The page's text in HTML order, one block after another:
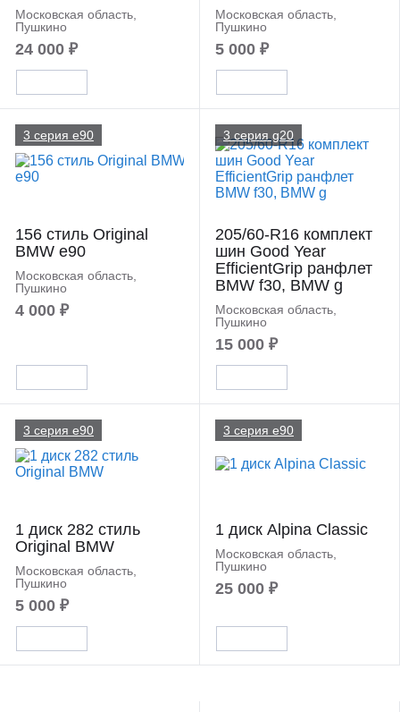
Московская область,
Пушкино
24 000 ₽
Московская область,
Пушкино
5 000 ₽
3 серия e90
156 стиль Original
BMW e90
Московская область,
Пушкино
4 000 ₽
3 серия g20
205/60-R16 комплект
шин Good Year
EfficientGrip ранфлет
BMW f30, BMW g
Московская область,
Пушкино
15 000 ₽
3 серия e90
1 диск 282 стиль
Original BMW
Московская область,
Пушкино
5 000 ₽
3 серия e90
1 диск Alpina Classic
Московская область,
Пушкино
25 000 ₽